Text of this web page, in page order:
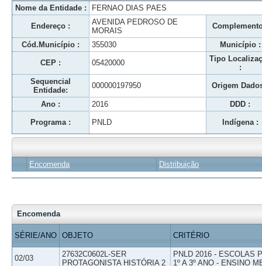
Nome da Entidade :
FERNAO DIAS PAES
Endereço :
AVENIDA PEDROSO DE
MORAIS
Cód.Município : 355030 Município :
CEP : 05420000
Tipo
:
Sequencial
Entidade:
000000197950 Origem
Ano : 2016 DDD :
Programa : PNLD Indígena :
Encomenda Distribuição
Encomenda
SÉRIE/ANO OBJETO CRITÉRIO
02/03
27632C0602L-SER
PROTAGONISTA HISTÓRIA 2
PNLD 2016 - ESCOLAS
1º A 3º ANO - ENSINO